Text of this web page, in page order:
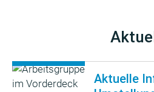
Aktuelle